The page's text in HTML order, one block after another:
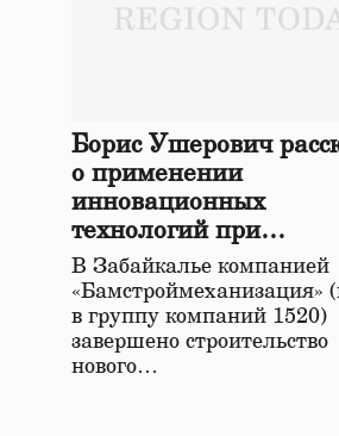
Борис Ушерович
о применении
инновационных
технологий при
строительстве нового
в Забайкалье
В Забайкалье компанией
«Бамстроймеханизация»
в группу компаний 1520)
завершено строительство
нового…